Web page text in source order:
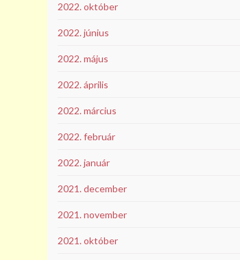
2022. október
2022. június
2022. május
2022. április
2022. március
2022. február
2022. január
2021. december
2021. november
2021. október